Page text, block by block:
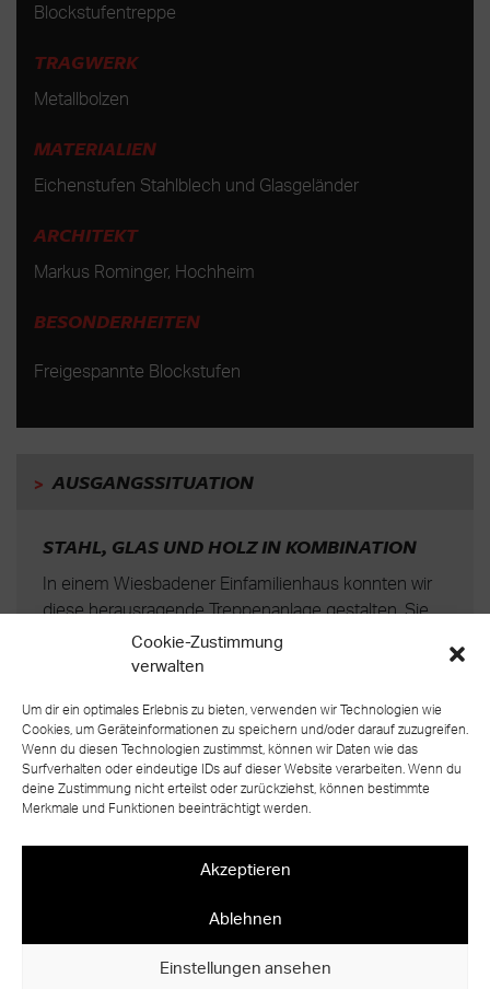
Cookie-Zustimmung
verwalten
Um dir ein optimales Erlebnis zu bieten, verwenden wir Technologien wie
Cookies, um Geräteinformationen zu speichern und/oder darauf zuzugreifen.
Wenn du diesen Technologien zustimmst, können wir Daten wie das
Surfverhalten oder eindeutige IDs auf dieser Website verarbeiten. Wenn du
deine Zustimmung nicht erteilst oder zurückziehst, können bestimmte
Merkmale und Funktionen beeinträchtigt werden.
Akzeptieren
Ablehnen
Einstellungen ansehen
Blockstufentreppe
TRAGWERK
Metallbolzen
MATERIALIEN
Eichenstufen Stahlblech und Glasgeländer
ARCHITEKT
Markus Rominger, Hochheim
BESONDERHEITEN
Freigespannte Blockstufen
> AUSGANGSSITUATION
STAHL, GLAS UND HOLZ IN KOMBINATION
In einem Wiesbadener Einfamilienhaus konnten wir
diese herausragende Treppenanlage gestalten. Sie
zeichnet sich durch einen gelungenen Mix
verschiedener Materialien aus, die alle
einzigartiges Treppendesign kreieren: Das innere
geschlossene Geländer aus dünnem Stahlblech
harmoniert hervorragend mit den auffälligen
hölzernen Blockstufen und den außenseitig
freistehend angebrachten Sicherheitsgläsern.
Letztere wurde gewählt, weil von Seiten der
Bauherren der Wunsch bestand, vom
gigantische freitragende Treppenanlage zu haben.
Durch den Einsatz eines durchgehenden Handlaufs
auf der inneren Geländerwange setzten wir einen